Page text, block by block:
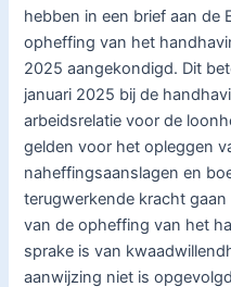
hebben in een brief aan de
opheffing van het
2025 aangekondigd. Dit
januari 2025 bij de
arbeidsrelatie voor de
gelden voor het opleggen
naheffingsaanslagen en
terugwerkende kracht
van de opheffing van het
sprake is van
aanwijzing niet is